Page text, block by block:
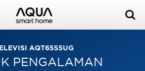
AQT65S5UG
PENGALAMAN